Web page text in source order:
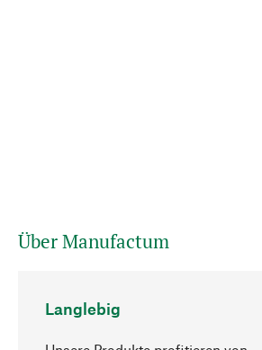
Über Manufactum
Langlebig